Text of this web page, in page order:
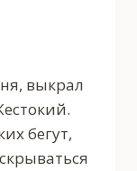
выкрал
бегут,